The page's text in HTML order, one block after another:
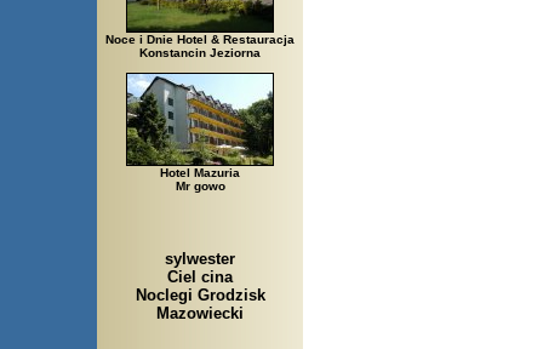
Noce i Dnie Hotel & Restauracja
Konstancin Jeziorna
Hotel Mazuria
Mr gowo
sylwester
Ciel cina
Noclegi Grodzisk
Mazowiecki